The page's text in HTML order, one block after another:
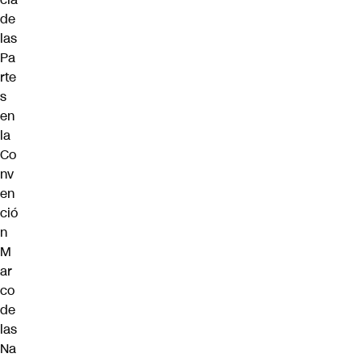
de
las
Pa
rte
s
en
la
Co
nv
en
ció
n
M
ar
co
de
las
Na